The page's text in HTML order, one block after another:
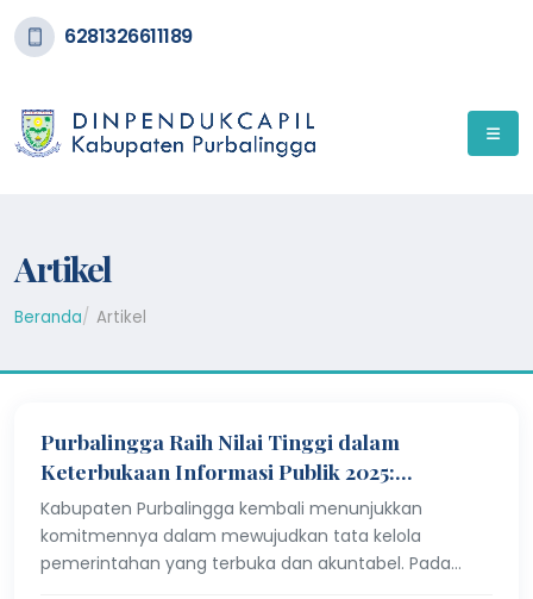
6281326611189
Artikel
Beranda Artikel
Purbalingga Raih Nilai Tinggi dalam
Keterbukaan Informasi Publik 2025:
Komitmen Menuju Pemerintahan Inovatif!
Kabupaten Purbalingga kembali menunjukkan
komitmennya dalam mewujudkan tata kelola
pemerintahan yang terbuka dan akuntabel. Pada